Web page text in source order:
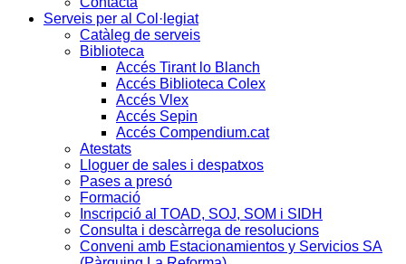
Serveis per al Col·legiat
Catàleg de serveis
Biblioteca
Accés Tirant lo Blanch
Accés Biblioteca Colex
Accés Vlex
Accés Sepin
Accés Compendium.cat
Atestats
Lloguer de sales i despatxos
Pases a presó
Formació
Inscripció al TOAD, SOJ, SOM i SIDH
Consulta i descàrrega de resolucions
Conveni amb Estacionamientos y Servicios SA